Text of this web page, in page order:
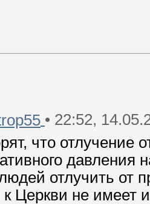
• 22:52,
что отлучение
давления
отлучить от
Церкви не имеет